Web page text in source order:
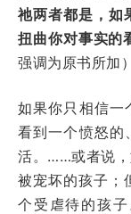
祂两者都是，如
扭曲你对事实的
强调为原书所加）
如果你只相信一
看到一个愤怒的
活。……或者说，
被宠坏的孩子；
个受虐待的孩